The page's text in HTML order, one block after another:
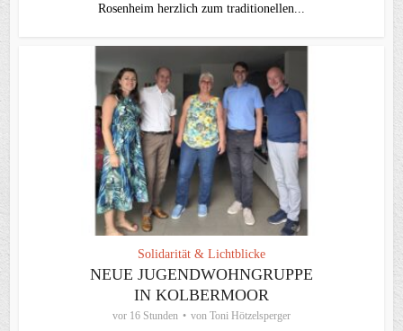
Rosenheim herzlich zum traditionellen...
Solidarität & Lichtblicke
NEUE JUGENDWOHNGRUPPE
IN KOLBERMOOR
vor 16 Stunden von Toni Hötzelsperger